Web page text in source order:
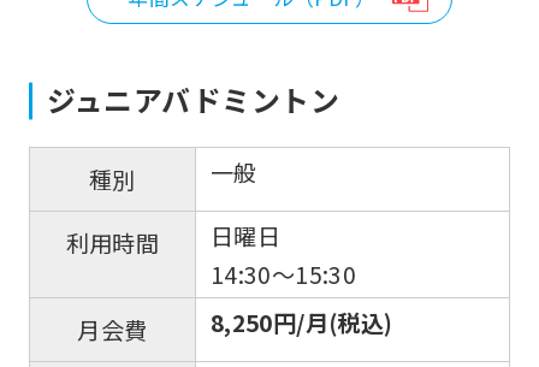
ジュニアバドミントン
種別 一般
利用時間
日曜日
14:30～15:30
月会費
8,250円/月(税込)